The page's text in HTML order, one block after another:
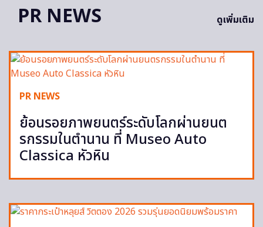
PR NEWS ดูเพิ่มเติม
PR NEWS
ย้อนรอยภาพยนตร์ระดับโลกผ่านยนต
รกรรมในตำนาน ที่ Museo Auto
Classica หัวหิน